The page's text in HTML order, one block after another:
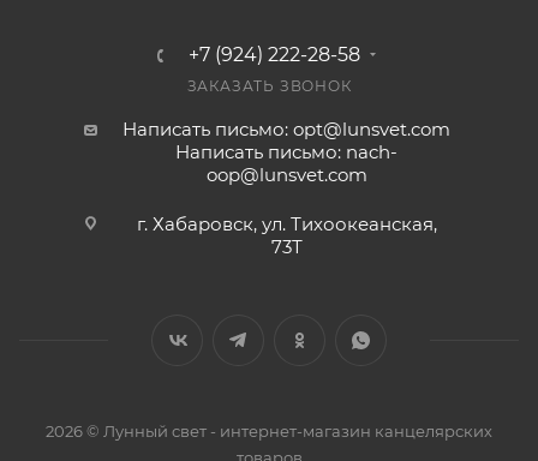
+7 (924) 222-28-58
ЗАКАЗАТЬ ЗВОНОК
Написать письмо: opt@lunsvet.com
Написать письмо: nach-
oop@lunsvet.com
г. Хабаровск, ул. Тихоокеанская,
73Т
2026 © Лунный свет - интернет-магазин канцелярских